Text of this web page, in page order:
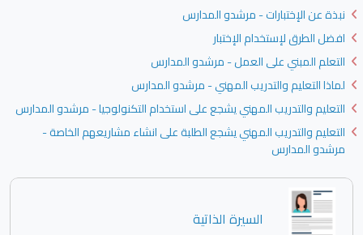
نبذة عن الإختبارات - مرشدو المدارس
افضل الطرق لإستخدام الإختبار
التعلم المبني على العمل - مرشدو المدارس
لماذا التعليم والتدريب المهني - مرشدو المدارس
التعليم والتدريب المهني يشجع على استخدام التكنولوجيا - مرشدو المدارس
التعليم والتدريب المهني يشجع الطلبة على انشاء مشاريعهم الخاصة -
مرشدو المدارس
السيرة الذاتية